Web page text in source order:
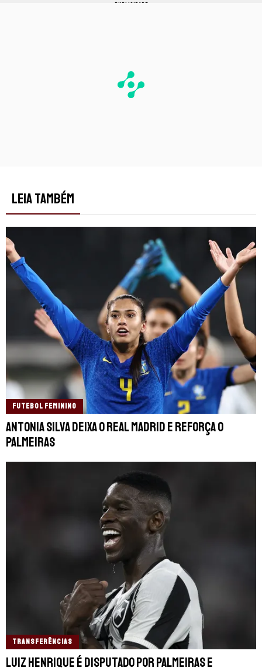
PUBLICIDADE
LEIA TAMBÉM
FUTEBOL FEMININO
Antonia Silva deixa o Real Madrid e reforça o
Palmeiras
TRANSFERÊNCIAS
Luiz Henrique é disputado por Palmeiras e